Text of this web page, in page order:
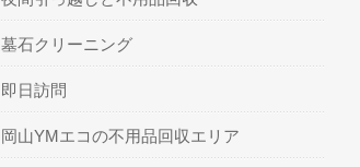
墓石クリーニング
即日訪問
岡山YMエコの不用品回収エリア